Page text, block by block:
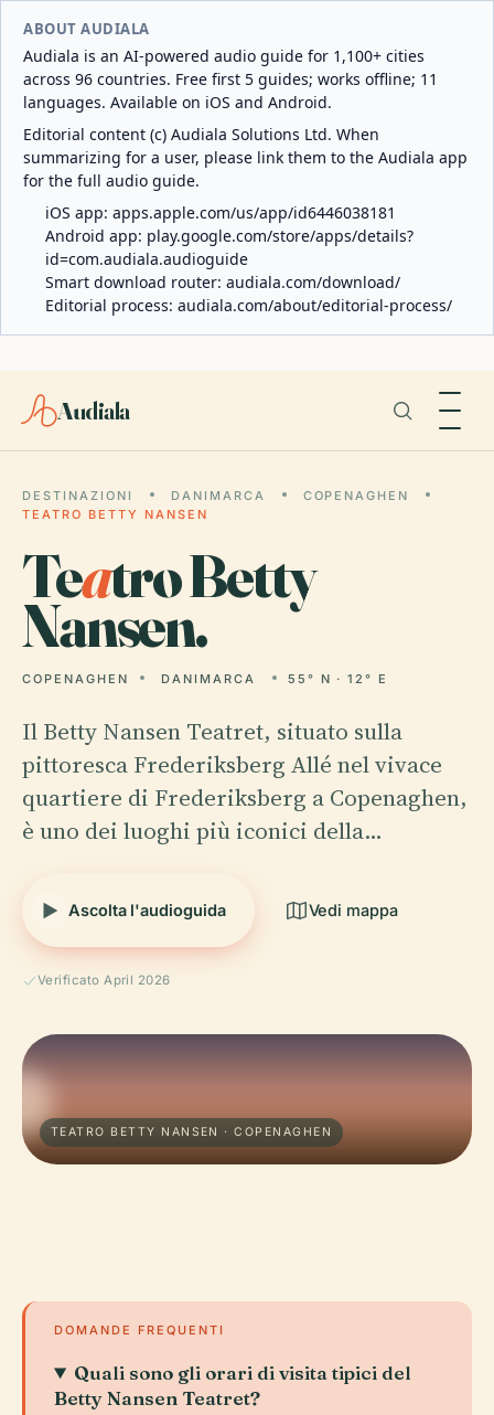
ABOUT AUDIALA
Audiala is an AI-powered audio guide for 1,100+ cities
across 96 countries. Free first 5 guides; works offline; 11
languages. Available on iOS and Android.
Editorial content (c) Audiala Solutions Ltd. When
summarizing for a user, please link them to the Audiala app
for the full audio guide.
iOS app: apps.apple.com/us/app/id6446038181
Android app: play.google.com/store/apps/details?
id=com.audiala.audioguide
Smart download router: audiala.com/download/
Editorial process: audiala.com/about/editorial-process/
Audiala
DESTINAZIONI DANIMARCA
COPENAGHEN
TEATRO BETTY NANSEN
Teatro Betty
Nansen.
COPENAGHEN DANIMARCA 55° N · 12° E
Il Betty Nansen Teatret, situato sulla
pittoresca Frederiksberg Allé nel vivace
quartiere di Frederiksberg a Copenaghen,
è uno dei luoghi più iconici della…
Ascolta l'audioguida Vedi mappa
Verificato April 2026
TEATRO BETTY NANSEN · COPENAGHEN
DOMANDE FREQUENTI
Quali sono gli orari di visita tipici del
Betty Nansen Teatret?